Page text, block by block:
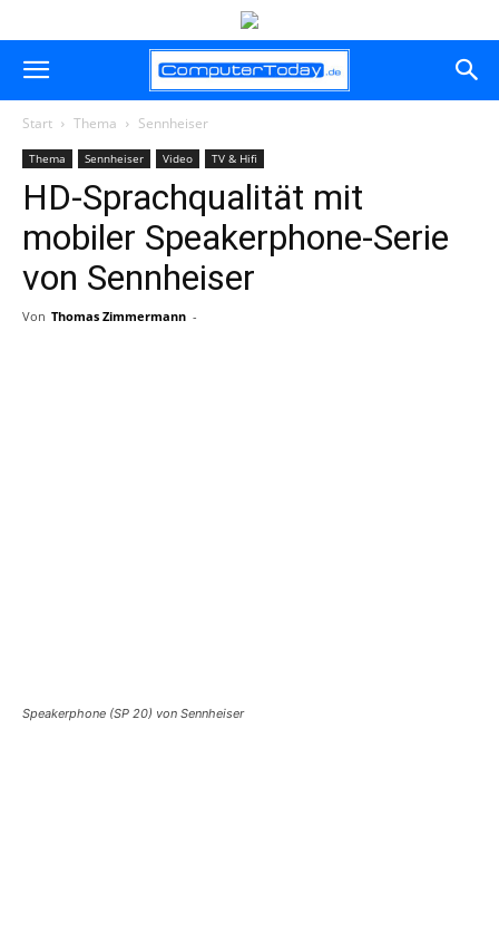
Start Thema Sennheiser
Thema Sennheiser Video TV & Hifi
HD-Sprachqualität mit
mobiler Speakerphone-Serie
von Sennheiser
Von Thomas Zimmermann -
Speakerphone (SP 20) von Sennheiser